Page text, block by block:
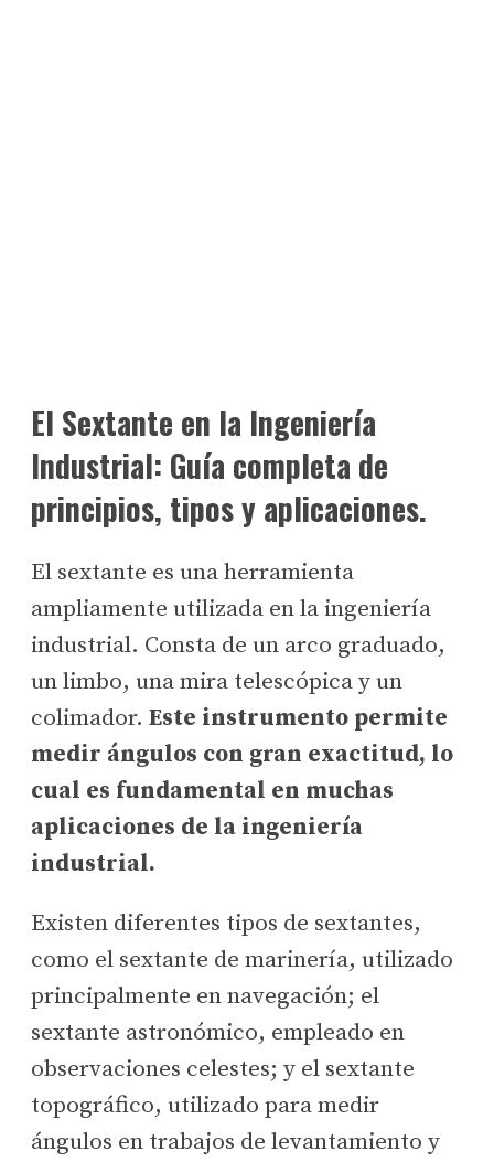
El Sextante en la Ingeniería
Industrial: Guía completa de
principios, tipos y aplicaciones.
El sextante es una herramienta
ampliamente utilizada en la ingeniería
industrial. Consta de un arco graduado,
un limbo, una mira telescópica y un
colimador. Este instrumento permite
medir ángulos con gran exactitud, lo
cual es fundamental en muchas
aplicaciones de la ingeniería
industrial.
Existen diferentes tipos de sextantes,
como el sextante de marinería, utilizado
principalmente en navegación; el
sextante astronómico, empleado en
observaciones celestes; y el sextante
topográfico, utilizado para medir
ángulos en trabajos de levantamiento y